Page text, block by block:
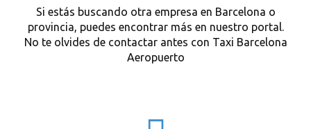
Si estás buscando otra empresa en Barcelona o
provincia, puedes encontrar más en nuestro portal.
No te olvides de contactar antes con Taxi Barcelona
Aeropuerto